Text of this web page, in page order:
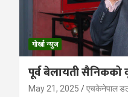
गोर्खा न्युज
पूर्व बेलायती सैनिकको
May 21, 2025 एचकेनेपाल